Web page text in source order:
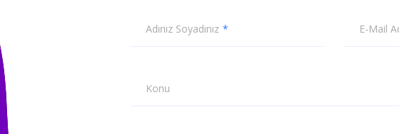
Adınız Soyadınız E-Mail
Konu